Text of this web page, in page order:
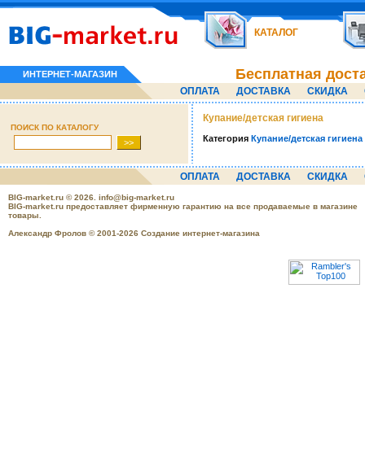
КАТАЛОГ
ИНТЕРНЕТ-МАГАЗИН Бесплатная
ОПЛАТА ДОСТАВКА СКИДКА
ПОИСК ПО КАТАЛОГУ
Купание/детская гигиена
Категория Купание/детская гигиена
ОПЛАТА ДОСТАВКА СКИДКА
BIG-market.ru © 2026. info@big-market.ru
BIG-market.ru предоставляет фирменную гарантию на все продаваемые в магазине
товары.
Александр Фролов © 2001-2026 Создание интернет-магазина